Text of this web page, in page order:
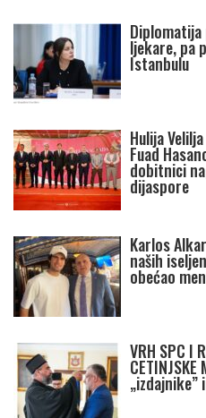
ljekare, pa
Istanbulu
Hulija
Fuad
dobitnici
dijaspore
Karlos
naših
obećao
VRH SPC I
„izdajnike”